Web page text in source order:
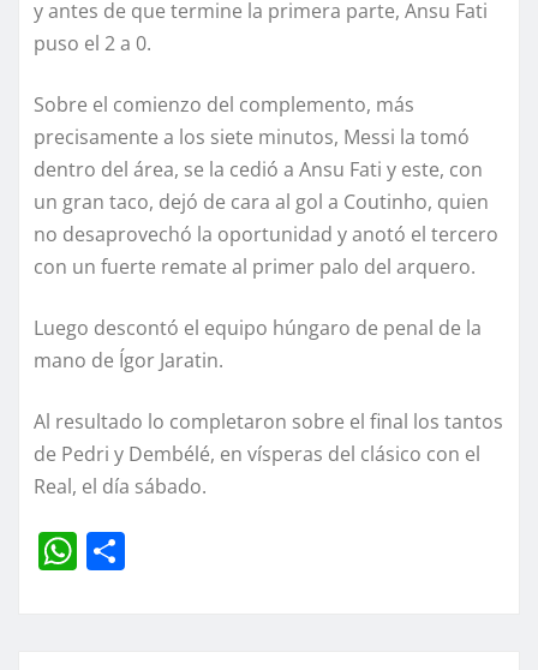
y antes de que termine la primera parte, Ansu Fati
puso el 2 a 0.
Sobre el comienzo del complemento, más
precisamente a los siete minutos, Messi la tomó
dentro del área, se la cedió a Ansu Fati y este, con
un gran taco, dejó de cara al gol a Coutinho, quien
no desaprovechó la oportunidad y anotó el tercero
con un fuerte remate al primer palo del arquero.
Luego descontó el equipo húngaro de penal de la
mano de Ígor Jaratin.
Al resultado lo completaron sobre el final los tantos
de Pedri y Dembélé, en vísperas del clásico con el
Real, el día sábado.
W